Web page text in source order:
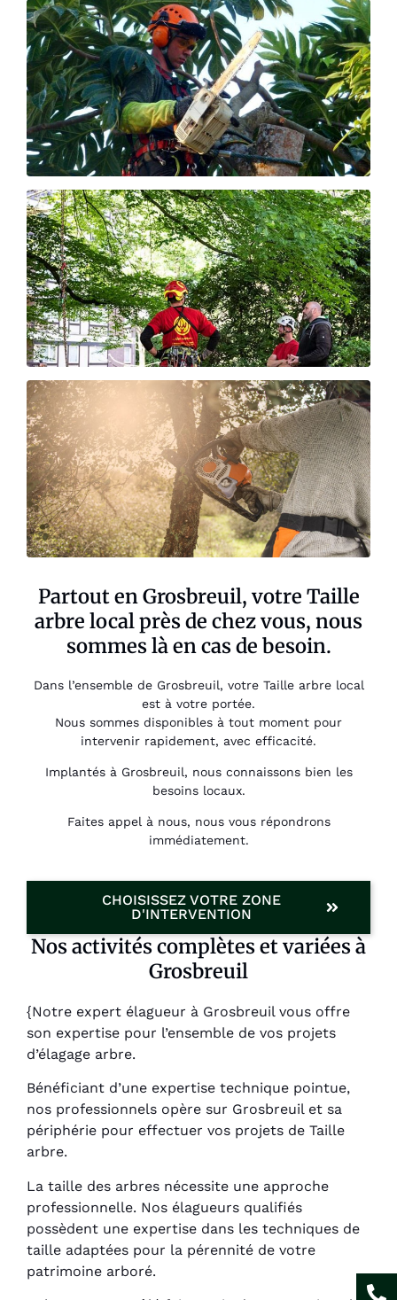
Partout en Grosbreuil, votre Taille
arbre local près de chez vous, nous
sommes là en cas de besoin.
Dans l’ensemble de Grosbreuil, votre Taille arbre local
est à votre portée.
Nous sommes disponibles à tout moment pour
intervenir rapidement, avec efficacité.
Implantés à Grosbreuil, nous connaissons bien les
besoins locaux.
Faites appel à nous, nous vous répondrons
immédiatement.
CHOISISSEZ VOTRE ZONE
D'INTERVENTION
Nos activités complètes et variées à
Grosbreuil
{Notre expert élagueur à Grosbreuil vous offre
son expertise pour l’ensemble de vos projets
d’élagage arbre.
Bénéficiant d’une expertise technique pointue,
nos professionnels opère sur Grosbreuil et sa
périphérie pour effectuer vos projets de Taille
arbre.
La taille des arbres nécessite une approche
professionnelle. Nos élagueurs qualifiés
possèdent une expertise dans les techniques de
taille adaptées pour la pérennité de votre
patrimoine arboré.